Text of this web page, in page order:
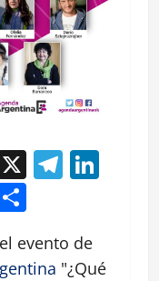
X
evento de
"¿Qué